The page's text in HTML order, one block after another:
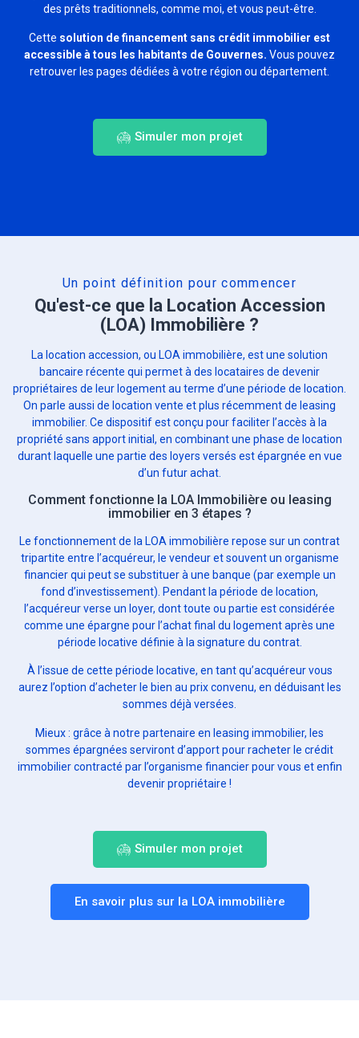
des prêts traditionnels, comme moi, et vous peut-être.
Cette solution de financement sans crédit immobilier est
accessible à tous les habitants de Gouvernes. Vous pouvez
retrouver les pages dédiées à votre région ou département.
Simuler mon projet
Un point définition pour commencer
Qu'est-ce que la Location Accession
(LOA) Immobilière ?
La location accession, ou LOA immobilière, est une solution
bancaire récente qui permet à des locataires de devenir
propriétaires de leur logement au terme d’une période de location.
On parle aussi de location vente et plus récemment de leasing
immobilier. Ce dispositif est conçu pour faciliter l’accès à la
propriété sans apport initial, en combinant une phase de location
durant laquelle une partie des loyers versés est épargnée en vue
d’un futur achat.
Comment fonctionne la LOA Immobilière ou leasing
immobilier en 3 étapes ?
Le fonctionnement de la LOA immobilière repose sur un contrat
tripartite entre l’acquéreur, le vendeur et souvent un organisme
financier qui peut se substituer à une banque (par exemple un
fond d’investissement). Pendant la période de location,
l’acquéreur verse un loyer, dont toute ou partie est considérée
comme une épargne pour l’achat final du logement après une
période locative définie à la signature du contrat.
À l’issue de cette période locative, en tant qu’acquéreur vous
aurez l’option d’acheter le bien au prix convenu, en déduisant les
sommes déjà versées.
Mieux : grâce à notre partenaire en leasing immobilier, les
sommes épargnées serviront d’apport pour racheter le crédit
immobilier contracté par l’organisme financier pour vous et enfin
devenir propriétaire !
Simuler mon projet
En savoir plus sur la LOA immobilière